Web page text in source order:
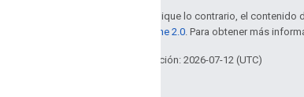
Salvo que se indique lo contrario, el contenido
licencia Apache 2.0 . Para obtener más
Última actualización: 2026-07-12 (UTC)